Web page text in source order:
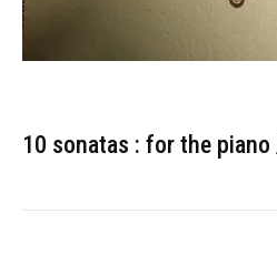
10 sonatas : for the